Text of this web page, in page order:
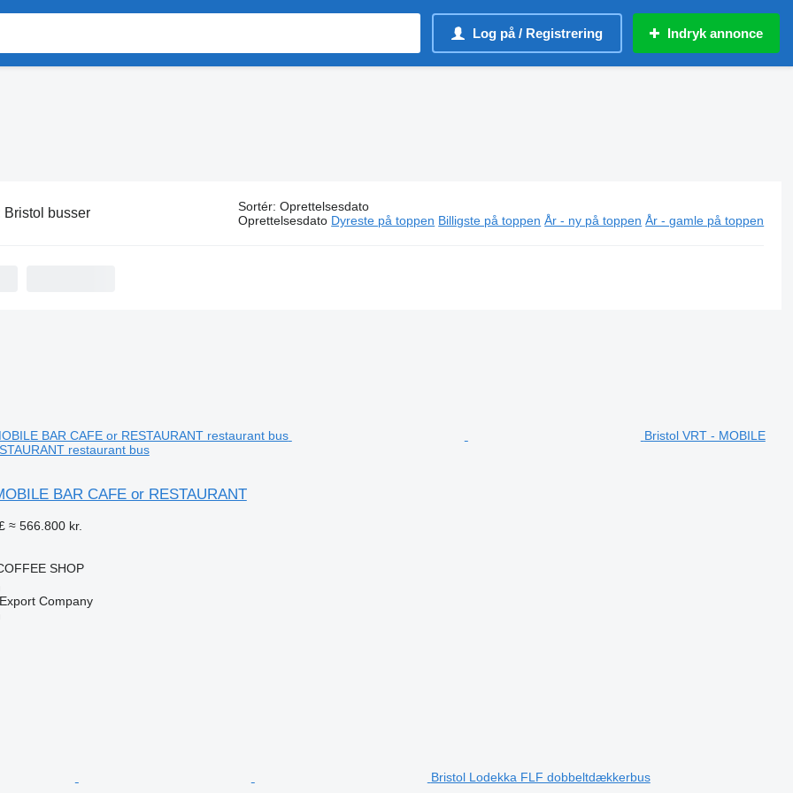
Log på / Registrering Indryk annonce
Bristol busser Sortér: Oprettelsesdato
Oprettelsesdato Dyreste på toppen Billigste på toppen År - ny på toppen År - gamle på toppen
Bristol VRT - MOBILE
restaurant bus
BAR CAFE or RESTAURANT
≈ 566.800 kr.
SHOP
Company
Bristol Lodekka FLF dobbeltdækkerbus